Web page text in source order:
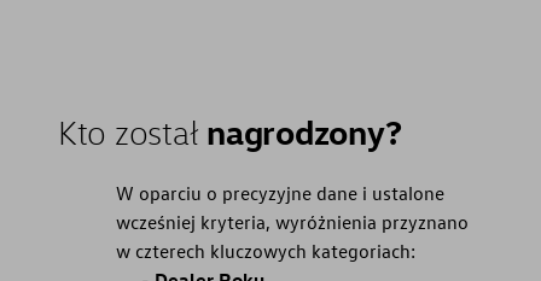
Kto został nagrodzony?
W oparciu o precyzyjne dane i ustalone
wcześniej kryteria, wyróżnienia przyznano
w czterech kluczowych kategoriach: